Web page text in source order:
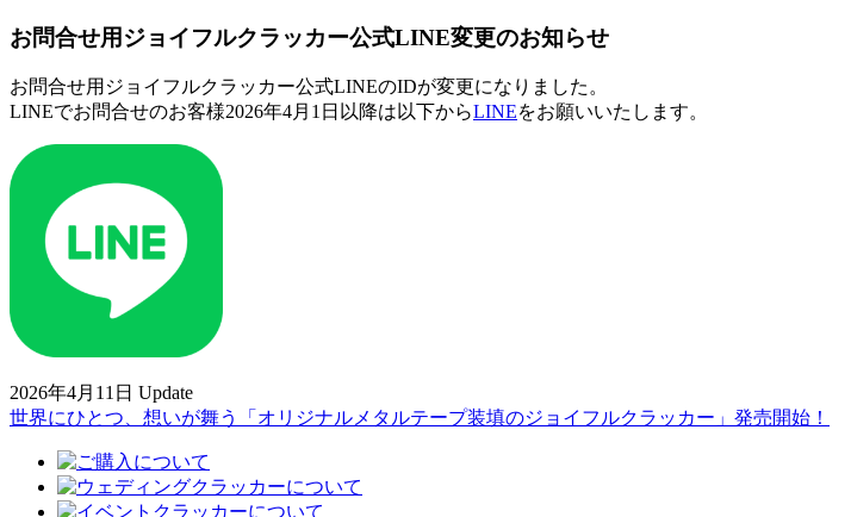
お問合せ用ジョイフルクラッカー公式LINE変更のお知らせ
お問合せ用ジョイフルクラッカー公式LINEのIDが変更になりました。
LINEでお問合せのお客様2026年4月1日以降は以下からLINEをお願いいたします。
2026年4月11日 Update
世界にひとつ、想いが舞う「オリジナルメタルテープ装填のジョイフルクラッカー」発売開始！